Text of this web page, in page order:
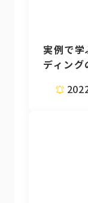
実例で
ディング